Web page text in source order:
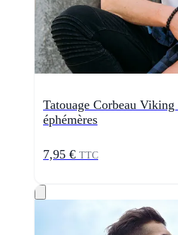
Tatouage Corbeau
éphémères
7,95 € TTC